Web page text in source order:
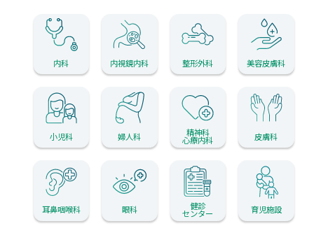
内科 内視鏡内科 整形外科 美容皮膚科
小児科 婦人科 精神科
心療内科 皮膚科
耳鼻咽喉科 眼科 健診
センター 育児施設